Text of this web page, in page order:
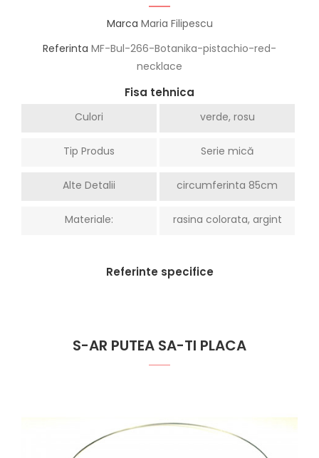
Marca Maria Filipescu
Referinta MF-Bul-266-Botanika-pistachio-red-
necklace
Fisa tehnica
Culori verde, rosu
Tip Produs Serie mică
Alte Detalii circumferinta 85cm
Materiale: rasina colorata, argint
Referinte specifice
S-AR PUTEA SA-TI PLACA